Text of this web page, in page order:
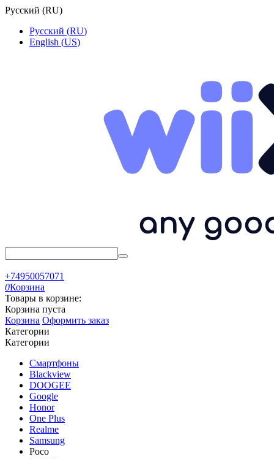
Русский (RU)
Русский (RU)
English (US)
+74950057071
0Корзина
Товары в корзине:
Корзина пуста
Корзина Оформить заказ
Категории
Категории
Смартфоны
Blackview
DOOGEE
Google
Honor
One Plus
Realme
Samsung
Poco